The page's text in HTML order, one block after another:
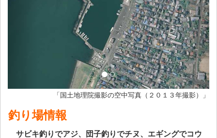
「国土地理院撮影の空中写真（２０１３年撮影）」
釣り場情報
サビキ釣りでアジ、団子釣りでチヌ、エギングでコウ